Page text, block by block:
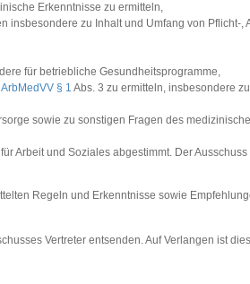
Erkenntnisse zu ermitteln,
insbesondere zu Inhalt und Umfang von Pflicht-,
für betriebliche Gesundheitsprogramme,
ArbMedVV § 1 Abs. 3 zu ermitteln, insbesondere
sowie zu sonstigen Fragen des
Arbeit und Soziales abgestimmt. Der
Regeln und Erkenntnisse sowie
Vertreter entsenden. Auf Verlangen ist